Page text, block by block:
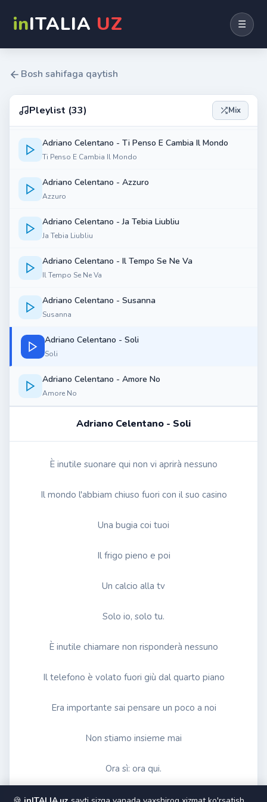
inITALIA UZ ☰
Bosh sahifaga qaytish
Pleylist (33) Mix
Al Bano vs Romina Power - Ci Sarа
Felicitа
Al Bano vs Romina Power - Libertа!
Libertа!
Adriano Celentano - Ti Penso E Cambia Il Mondo
Ti Penso E Cambia Il Mondo
Adriano Celentano - Azzuro
Azzuro
Adriano Celentano - Ja Tebia Liubliu
Ja Tebia Liubliu
Adriano Celentano - Il Tempo Se Ne Va
Il Tempo Se Ne Va
Adriano Celentano - Susanna
Susanna
Adriano Celentano - Soli
Soli
Adriano Celentano - Amore No
Amore No
Adriano Celentano - Soli
È inutile suonare qui non vi aprirà nessuno
Il mondo l'abbiam chiuso fuori con il suo casino
Una bugia coi tuoi
Il frigo pieno e poi
Un calcio alla tv
Solo io, solo tu.
È inutile chiamare non risponderà nessuno
Il telefono è volato fuori giù dal quarto piano
Era importante sai pensare un poco a noi
Non stiamo insieme mai
Ora sì: ora qui.
Soli la pelle come un vestito